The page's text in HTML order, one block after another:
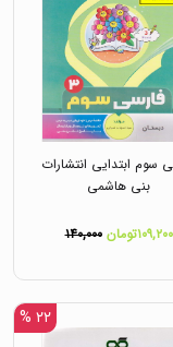
سوم ابتدایی انتشارات
بنی هاشمی
۱۰۹,۲۰۰تومان ۱۴۰,۰۰۰
۲۲ %